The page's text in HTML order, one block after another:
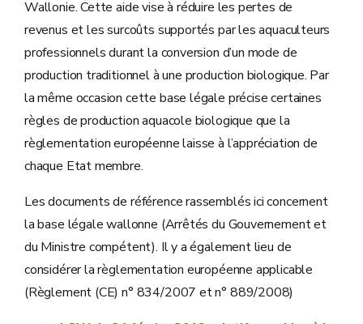
Wallonie. Cette aide vise à réduire les pertes de
revenus et les surcoûts supportés par les aquaculteurs
professionnels durant la conversion d’un mode de
production traditionnel à une production biologique. Par
la même occasion cette base légale précise certaines
règles de production aquacole biologique que la
règlementation européenne laisse à l’appréciation de
chaque Etat membre.
Les documents de référence rassemblés ici concernent
la base légale wallonne (Arrêtés du Gouvernement et
du Ministre compétent). Il y a également lieu de
considérer la règlementation européenne applicable
(Règlement (CE) n° 834/2007 et n° 889/2008)